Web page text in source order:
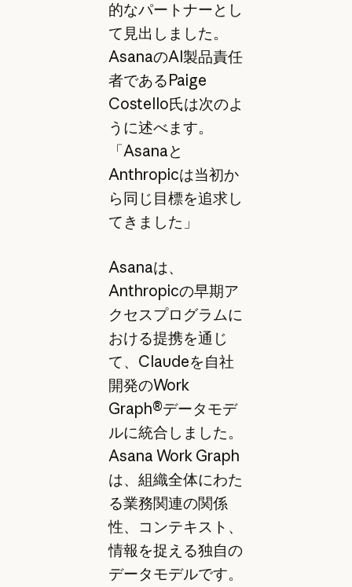
的なパートナーとし
て見出しました。
AsanaのAI製品責任
者であるPaige
Costello氏は次のよ
うに述べます。
「Asanaと
Anthropicは当初か
ら同じ目標を追求し
てきました」
Asanaは、
Anthropicの早期ア
クセスプログラムに
おける提携を通じ
て、Claudeを自社
開発のWork
Graph®データモデ
ルに統合しました。
Asana Work Graph
は、組織全体にわた
る業務関連の関係
性、コンテキスト、
情報を捉える独自の
データモデルです。